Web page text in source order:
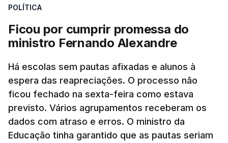
POLÍTICA
Ficou por cumprir promessa do
ministro Fernando Alexandre
Há escolas sem pautas afixadas e alunos à
espera das reapreciações. O processo não
ficou fechado na sexta-feira como estava
previsto. Vários agrupamentos receberam os
dados com atraso e erros. O ministro da
Educação tinha garantido que as pautas seriam